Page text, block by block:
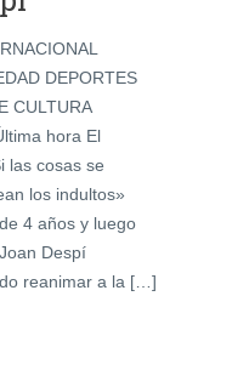
DEPORTES
CULTURA
hora El
las cosas se
los indultos»
4 años y luego
Despí
reanimar a la […]